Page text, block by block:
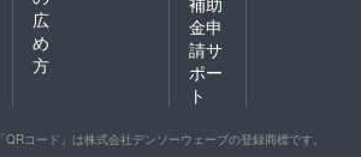
広
め
方
金申
請サ
ポー
ト
「QRコード」は株式会社デンソーウェーブの登録商標です。